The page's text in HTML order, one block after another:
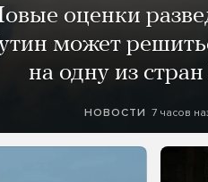
оценки
может
на одну из
НОВОСТИ 7 часов